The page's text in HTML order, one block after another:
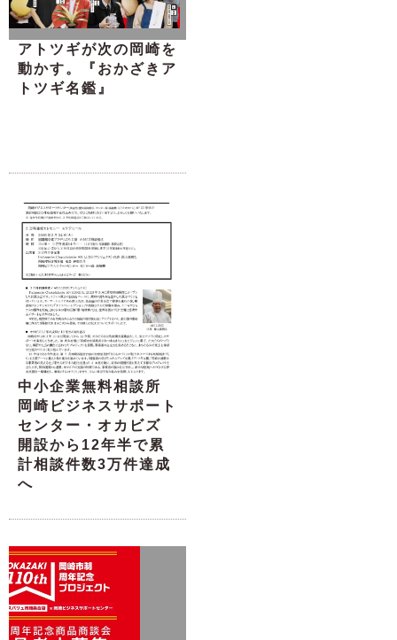
アトツギが次の岡崎を
動かす。『おかざきア
トツギ名鑑』
中小企業無料相談所
岡崎ビジネスサポート
センター・オカビズ
開設から12年半で累
計相談件数3万件達成
へ